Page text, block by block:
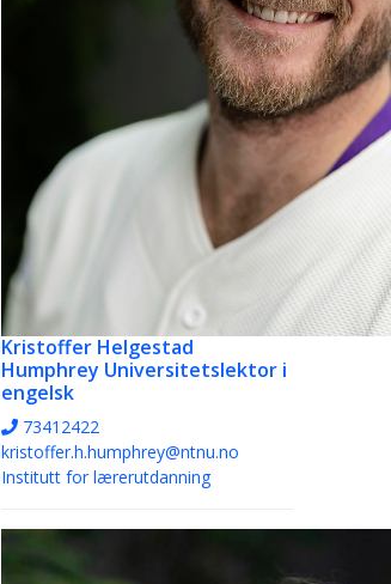
Kristoffer Helgestad
Humphrey Universitetslektor i
engelsk
73412422
kristoffer.h.humphrey@ntnu.no
Institutt for lærerutdanning